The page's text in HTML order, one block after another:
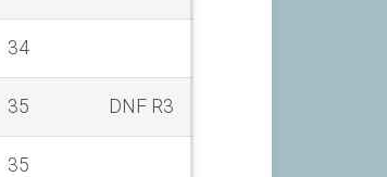
34
35 DNF R3
35